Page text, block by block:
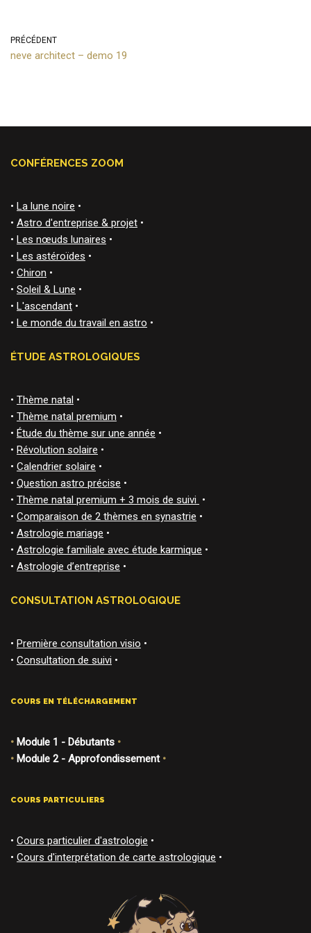
PRÉCÉDENT
neve architect – demo 19
CONFÉRENCES ZOOM
• La lune noire •
• Astro d'entreprise & projet •
• Les nœuds lunaires •
• Les astéroïdes •
• Chiron •
• Soleil & Lune •
• L'ascendant •
• Le monde du travail en astro •
ÉTUDE ASTROLOGIQUES
• Thème natal •
• Thème natal premium •
• Étude du thème sur une année •
• Révolution solaire •
• Calendrier solaire •
• Question astro précise •
• Thème natal premium + 3 mois de suivi •
• Comparaison de 2 thèmes en synastrie •
• Astrologie mariage •
• Astrologie familiale avec étude karmique •
• Astrologie d’entreprise •
CONSULTATION ASTROLOGIQUE
• Première consultation visio •
• Consultation de suivi •
COURS EN TÉLÉCHARGEMENT
• Module 1 - Débutants •
• Module 2 - Approfondissement•
COURS PARTICULIERS
• Cours particulier d'astrologie •
• Cours d'interprétation de carte astrologique •